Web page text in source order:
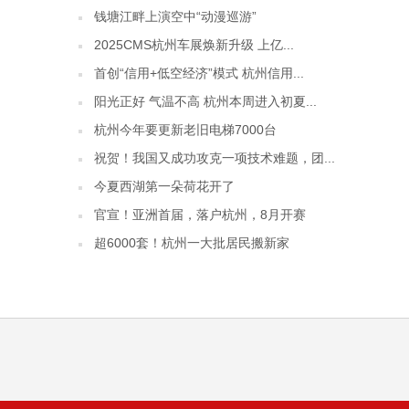
钱塘江畔上演空中“动漫巡游”
2025CMS杭州车展焕新升级 上亿...
首创“信用+低空经济”模式 杭州信用...
阳光正好 气温不高 杭州本周进入初夏...
杭州今年要更新老旧电梯7000台
祝贺！我国又成功攻克一项技术难题，团...
今夏西湖第一朵荷花开了
官宣！亚洲首届，落户杭州，8月开赛
超6000套！杭州一大批居民搬新家